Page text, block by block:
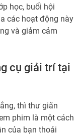
học, buổi hội
các hoạt động này
và giảm cảm
cụ giải trí tại
thì thư giãn
phim là một cách
của bạn thoải